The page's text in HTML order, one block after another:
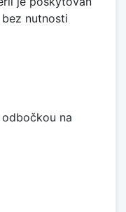
nutnosti
na